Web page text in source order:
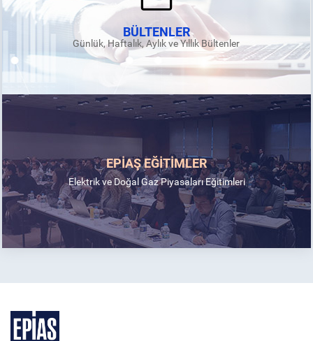
BÜLTENLER
Günlük, Haftalık, Aylık ve Yıllık Bültenler
EPİAŞ EĞİTİMLER
Elektrik ve Doğal Gaz Piyasaları Eğitimleri